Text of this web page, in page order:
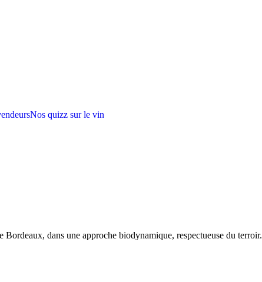
Nos quizz sur le vin
dans une approche biodynamique, respectueuse du terroir.